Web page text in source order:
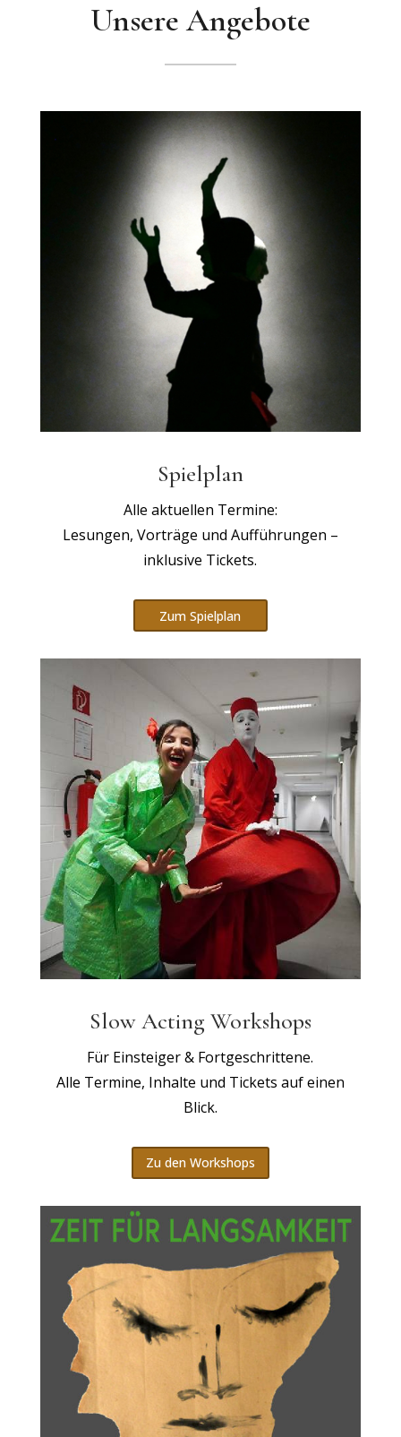
Unsere Angebote
Spielplan
Alle aktuellen Termine:
Lesungen, Vorträge und Aufführungen –
inklusive Tickets.
Zum Spielplan
Slow Acting Workshops
Für Einsteiger & Fortgeschrittene.
Alle Termine, Inhalte und Tickets auf einen
Blick.
Zu den Workshops